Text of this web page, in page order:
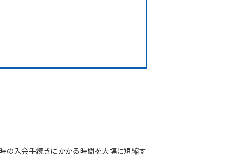
の入会手続きにかかる時間を大幅に短縮す